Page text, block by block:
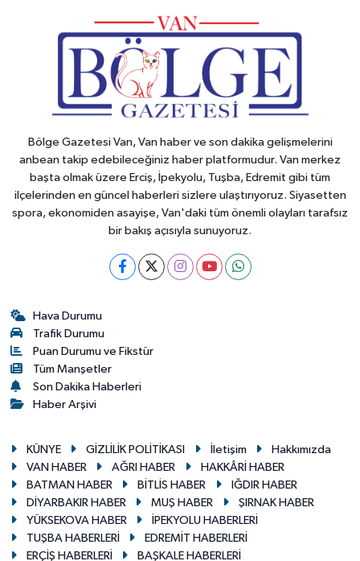
Bölge Gazetesi Van, Van haber ve son dakika gelişmelerini
anbean takip edebileceğiniz haber platformudur. Van merkez
başta olmak üzere Erciş, İpekyolu, Tuşba, Edremit gibi tüm
ilçelerinden en güncel haberleri sizlere ulaştırıyoruz. Siyasetten
spora, ekonomiden asayişe, Van'daki tüm önemli olayları tarafsız
bir bakış açısıyla sunuyoruz.
Hava Durumu
Trafik Durumu
Puan Durumu ve Fikstür
Tüm Manşetler
Son Dakika Haberleri
Haber Arşivi
KÜNYE GİZLİLİK POLİTİKASI İletişim
Hakkımızda
VAN HABER
AĞRI HABER
HAKKÂRİ HABER
BATMAN HABER
BİTLİS HABER
IĞDIR HABER
DİYARBAKIR HABER
MUŞ HABER
ŞIRNAK HABER
YÜKSEKOVA HABER
İPEKYOLU HABERLERİ
TUŞBA HABERLERİ
EDREMİT HABERLERİ
ERÇİŞ HABERLERİ
BAŞKALE HABERLERİ